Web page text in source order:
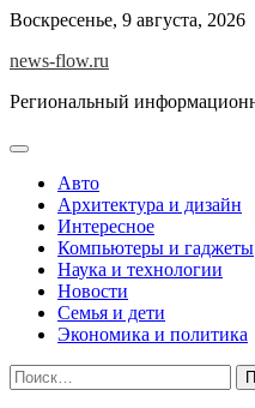
Skip
content
Воскресенье, 9 августа, 2026
news-flow.ru
Региональный
Авто
Архитектура и дизайн
Интересное
Компьютеры и гаджеты
Наука и технологии
Новости
Семья и дети
Экономика и политика
Найти: